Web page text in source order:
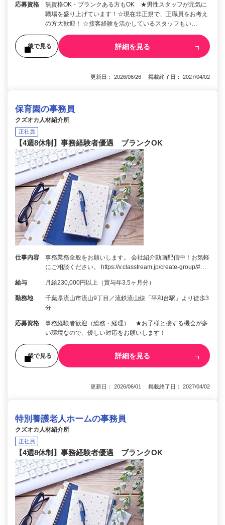
応募資格
無資格OK・ブランクある方もOK ★男性スタッフが元気に
職場を盛り上げています！☆現在非正規で、正職員をお考え
の方大歓迎！ ☆接客経験を活かしているスタッフもい…
後で見る 詳細を見る
更新日： 2026/06/26 掲載終了日： 2027/04/02
保育園の事務員
クズオカ人材紹介所
正社員
【4週8休制】事務経験者優遇 ブランクOK
仕事内容
事務業務全般をお願いします。 会社紹介動画配信中！お気軽
にご相談ください。 https://v.classtream.jp/create-group/#…
給与 月給230,000円以上（賞与年3.5ヶ月分）
勤務地
千葉県流山市流山9丁目／流鉄流山線「平和台駅」より徒歩3
分
応募資格
事務経験者歓迎（総務・経理） ★お子様と接する機会が多
い環境なので、優しい対応をお願いします！
後で見る 詳細を見る
更新日： 2026/06/01 掲載終了日： 2027/04/02
特別養護老人ホームの事務員
クズオカ人材紹介所
正社員
【4週8休制】事務経験者優遇 ブランクOK